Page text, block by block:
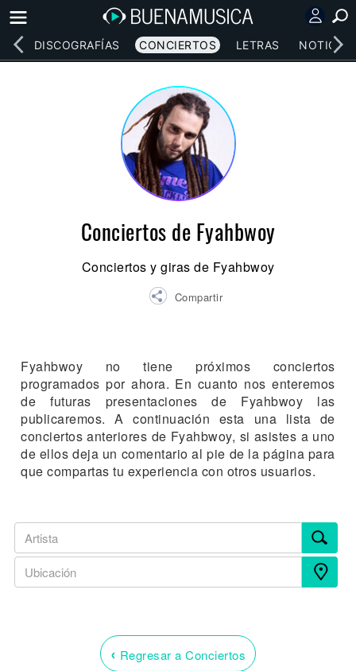
DISCOGRAFÍAS CONCIERTOS LETRAS NOTICIAS
Conciertos de Fyahbwoy
Conciertos y giras de Fyahbwoy
Compartir
Fyahbwoy no tiene próximos conciertos
programados por ahora. En cuanto nos enteremos
de futuras presentaciones de Fyahbwoy las
publicaremos. A continuación esta una lista de
conciertos anteriores de Fyahbwoy, si asistes a uno
de ellos deja un comentario al pie de la página para
que compartas tu experiencia con otros usuarios.
‹ Regresar a Conciertos